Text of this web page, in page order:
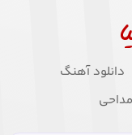
دانلود آهنگ